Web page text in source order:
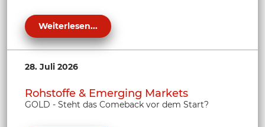
Weiterlesen...
28. Juli 2026
Rohstoffe & Emerging Markets
GOLD - Steht das Comeback vor dem Start?